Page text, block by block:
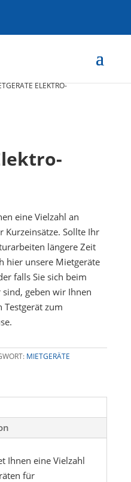
ELEKTRO-
eine Vielzahl an
Kurzeinsätze. Sollte Ihr
längere Zeit
hier unsere Mietgeräte
falls Sie sich beim
geben wir Ihnen
Testgerät zum
MIETGERÄTE
Ihnen eine Vielzahl
für